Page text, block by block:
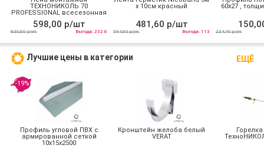
ТЕХНОНИКОЛЬ 70
PROFESSIONAL всесезонная
598,00 р/шт
830,60 р/уп Выгода: 232.6
х 10см красный
481,60 р/шт
594,60 р/уп Выгода: 113
60х27 ,
234,40 р/уп
ЕЩЁ
Лучшие цены в категории
-19%
Профиль угловой ПВХ с
армированной сеткой
10х15x2500
Кронштейн желоба белый
VERAT